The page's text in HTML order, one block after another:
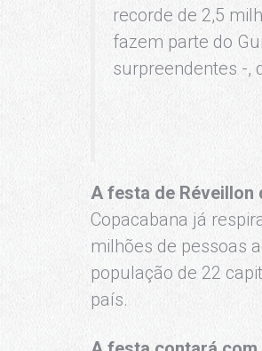
recorde de 2,5
fazem parte do
surpreendentes -,
A festa de Réveillon
Copacabana já
milhões de pessoas
população de 22
país.